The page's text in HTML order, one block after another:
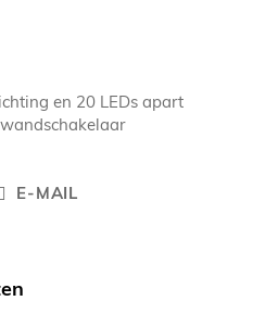
en 20 LEDs apart
E-MAIL